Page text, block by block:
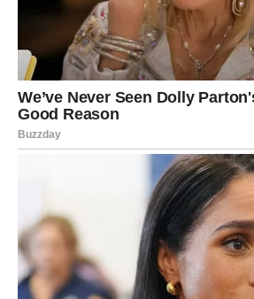
– iznenadne poslovne prilike
– priznanje koje su dugo čekali
– stabilnost koja dolazi nakon haosa
– susret sa osobom koja im vraća
– rešavanje problema koji ih je
Najvažnije je to što će Jarčevi
Onaj duboki mir koji dolazi kada
Za mnoge Jarčeve dolazi i finansijski
kroz slučajnu sreću, već kroz
sada konačno daje plodove. Kao da